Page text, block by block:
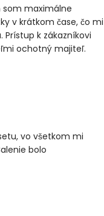
maximálne
v krátkom čase, čo mi
k zákazníkovi
ochotný majiteľ.
vo všetkom mi
bolo